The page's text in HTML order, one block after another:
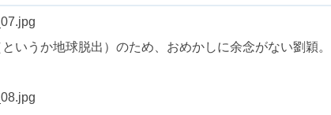
いうか地球脱出）のため、おめかしに余念がない劉穎。